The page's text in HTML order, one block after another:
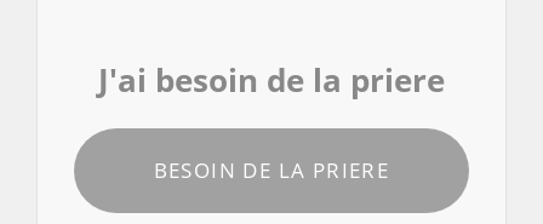
J'ai besoin de la priere
BESOIN DE LA PRIERE